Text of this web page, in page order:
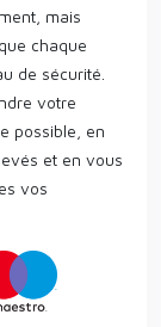
mais
chaque
de sécurité.
votre
possible, en
et en vous
vos